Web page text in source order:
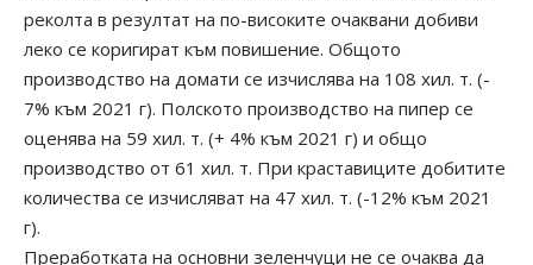
реколта в резултат на по-високите очаквани добиви
леко се коригират към повишение. Общото
производство на домати се изчислява на 108 хил. т. (-
7% към 2021 г). Полското производство на пипер се
оценява на 59 хил. т. (+ 4% към 2021 г) и общо
производство от 61 хил. т. При краставиците добитите
количества се изчисляват на 47 хил. т. (-12% към 2021
г).
Преработката на основни зеленчуци не се очаква да